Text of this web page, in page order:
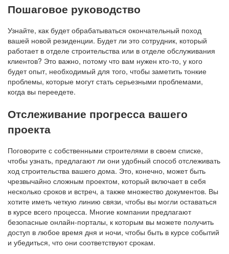
Пошаговое руководство
Узнайте, как будет обрабатываться окончательный поход
вашей новой резиденции. Будет ли это сотрудник, который
работает в отделе строительства или в отделе обслуживания
клиентов? Это важно, потому что вам нужен кто-то, у кого
будет опыт, необходимый для того, чтобы заметить тонкие
проблемы, которые могут стать серьезными проблемами,
когда вы переедете.
Отслеживание прогресса вашего
проекта
Поговорите с собственными строителями в своем списке,
чтобы узнать, предлагают ли они удобный способ отслеживать
ход строительства вашего дома. Это, конечно, может быть
чрезвычайно сложным проектом, который включает в себя
несколько сроков и встреч, а также множество документов. Вы
хотите иметь четкую линию связи, чтобы вы могли оставаться
в курсе всего процесса. Многие компании предлагают
безопасные онлайн-порталы, к которым вы можете получить
доступ в любое время дня и ночи, чтобы быть в курсе событий
и убедиться, что они соответствуют срокам.